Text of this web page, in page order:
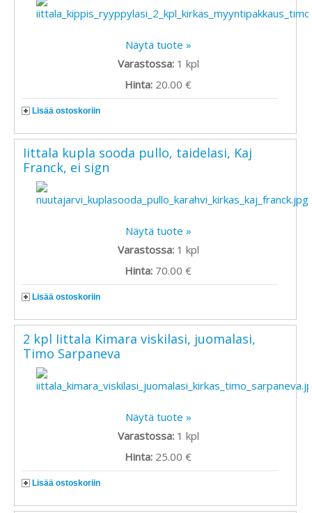
Näytä tuote »
Varastossa: 1 kpl
Hinta: 20.00 €
Lisää ostoskoriin
Iittala kupla sooda pullo, taidelasi, Kaj
Franck, ei sign
Näytä tuote »
Varastossa: 1 kpl
Hinta: 70.00 €
Lisää ostoskoriin
2 kpl Iittala Kimara viskilasi, juomalasi,
Timo Sarpaneva
Näytä tuote »
Varastossa: 1 kpl
Hinta: 25.00 €
Lisää ostoskoriin